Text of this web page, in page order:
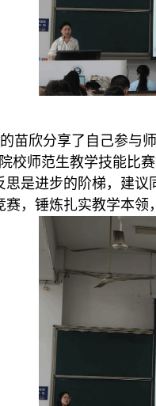
苗欣分享了自己参与
校师范生教学技能比
是进步的阶梯，建
，锤炼扎实教学本